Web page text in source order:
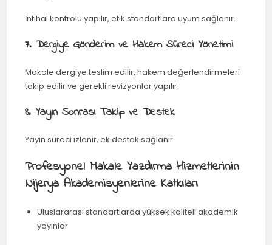
İntihal kontrolü yapılır, etik standartlara uyum sağlanır.
7. Dergiye Gönderim ve Hakem Süreci Yönetimi
Makale dergiye teslim edilir, hakem değerlendirmeleri
takip edilir ve gerekli revizyonlar yapılır.
8. Yayın Sonrası Takip ve Destek
Yayın süreci izlenir, ek destek sağlanır.
Profesyonel Makale Yazdırma Hizmetlerinin
Nijerya Akademisyenlerine Katkıları
Uluslararası standartlarda yüksek kaliteli akademik
yayınlar